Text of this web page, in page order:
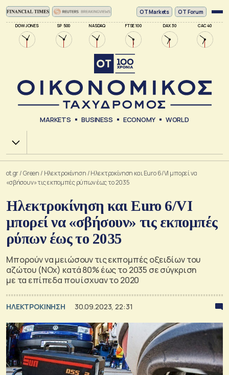
DOW JONES SP 500 NASDAQ FTSE 100 DAX 30 CAC 40
ΟΤ Markets OT Forum
MARKETS BUSINESS ECONOMY WORLD
Χ.Α.
ot.gr/Green / Ηλεκτροκίνηση /Ηλεκτροκίνηση και Euro 6/VI μπορεί να
«σβήσουν» τις εκπομπές ρύπων έως το 2035
Ηλεκτροκίνηση και Euro 6/VI
μπορεί να «σβήσουν» τις εκπομπές
ρύπων έως το 2035
Μπορούν να μειώσουν τις εκπομπές οξειδίων του
αζώτου (NOx) κατά 80% έως το 2035 σε σύγκριση
με τα επίπεδα που ίσχυαν το 2020
ΗΛΕΚΤΡΟΚΙΝΗΣΗ 30.09.2023, 22:31